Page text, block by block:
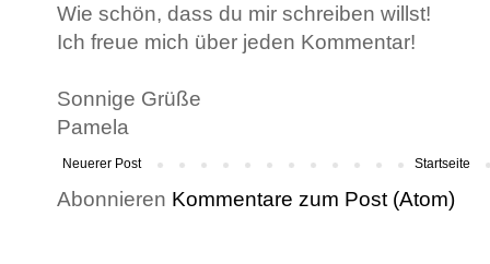
Wie schön, dass du mir schreiben willst!
Ich freue mich über jeden Kommentar!
Sonnige Grüße
Pamela
Neuerer Post Startseite
Abonnieren Kommentare zum Post (Atom)